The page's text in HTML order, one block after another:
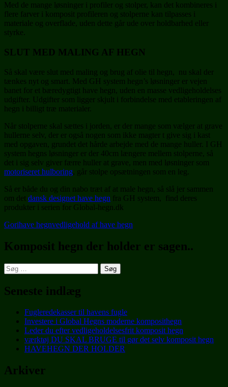
Med de mange løsninger i profiler og stolper, kan det kombineres i
flere farver i komposit profileren og stolperne kan tilpasses i
materiale og overflade, uden dette går ude over holdbarhed eller
styrke.
SLUT MED MALING AF HEGN
Så skal være slut med maling og brug af olie til hegn, nu skal der
tænkes nyt og smart. Med GH system hegn’s løsninger er vejen
banet for et bæredygtigt have hegn, uden en masse vedligeholdelses
udgifter. Udgifter som ligger skjult i forbindelse med etableringen af
hegn i billigt træ materialer.
Når stolperne skal sættes i jorden, er der mange som vælger at grave
hullerne selv, der er også nogen som ikke magter t give sig i kast
med opgaven, grundet det hårde arbejde med de mange huller. I GH
system hegns løsninger er der 40cm længere mellem stolperne, så
det i sig selv giver færre huller at grave, men med løsninger som
motoriseret hulboring, går stolpe opsætningen som en leg.
Så er både du og din nabo træt af at male hegn, så slå jer sammen
om det dansk designet have hegn fra GH system, find deres
produkter i serien for Global-hegn.dk
Gorihave hegnvedligehold af have hegn
Komposit hegn der holder er sagen..
Søg
efter:
Seneste indlæg
Fugleredekasser til havens fugle
Investere i Global Hegns moderne komposithegn
Leder du efter vedligeholdelsesfrit komposit hegn
værktøj DU SKAL BRUGE til gør det selv komposit hegn
HAVEHEGN DER HOLDER
Arkiver